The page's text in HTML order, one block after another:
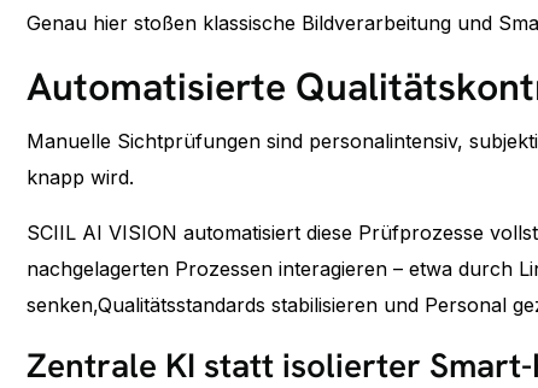
Genau hier stoßen klassische Bildverarbeitung und
Automatisierte
Manuelle Sichtprüfungen sind personalintensiv,
knapp wird.
SCIIL AI VISION automatisiert diese Prüfprozesse
nachgelagerten Prozessen interagieren – etwa durch
senken,Qualitätsstandards stabilisieren und Personal
Zentrale KI statt isolierter Smart-